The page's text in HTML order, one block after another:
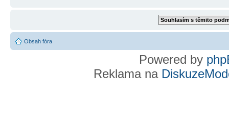
Obsah fóra
Powered by
Reklama na